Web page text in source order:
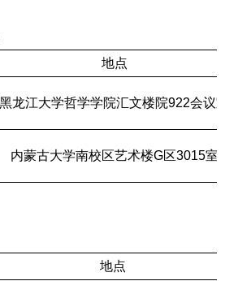
地点
黑龙江大学哲学学院汇文楼院922会议
内蒙古大学南校区艺术楼G区3015室
地点